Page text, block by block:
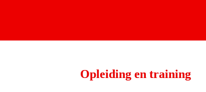
Opleiding en training